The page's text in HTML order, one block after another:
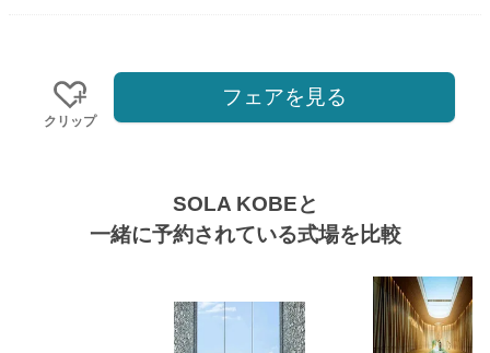
クリップ
フェアを見る
SOLA KOBEと
一緒に予約されている式場を比較